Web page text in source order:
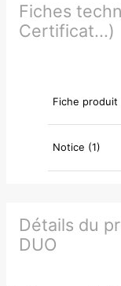
Fiches
Certificat...)
Fiche produit
Notice (1)
Détails du
DUO